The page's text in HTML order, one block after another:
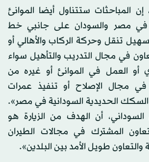
إن المباحثات ستتناول أيضا الموانئ
في مصر والسودان على جانبي خط
تنقل وحركة الركاب والأهالي أو
في مجال التدريب والتأهيل سواء
أو العمل في الموانئ أو غيره من
في مجال الإصلاح أو تنفيذ عمرات
الحديدية السودانية في مصر».
السوداني، أن الهدف من الزيارة هو
المشترك في مجالات الطيران
طويل الأمد بين البلدين».